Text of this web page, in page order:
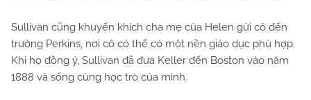
Sullivan cũng khuyến khích cha mẹ của Helen gửi cô đến
trường Perkins, nơi cô có thể có một nền giáo dục phù hợp.
Khi họ đồng ý, Sullivan đã đưa Keller đến Boston vào năm
1888 và sống cùng học trò của mình.